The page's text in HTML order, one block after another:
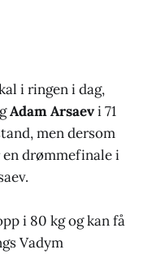
i ringen i dag,
Adam Arsaevi 71
men dersom
en drømmefinale i
i 80 kg og kan få
Vadym